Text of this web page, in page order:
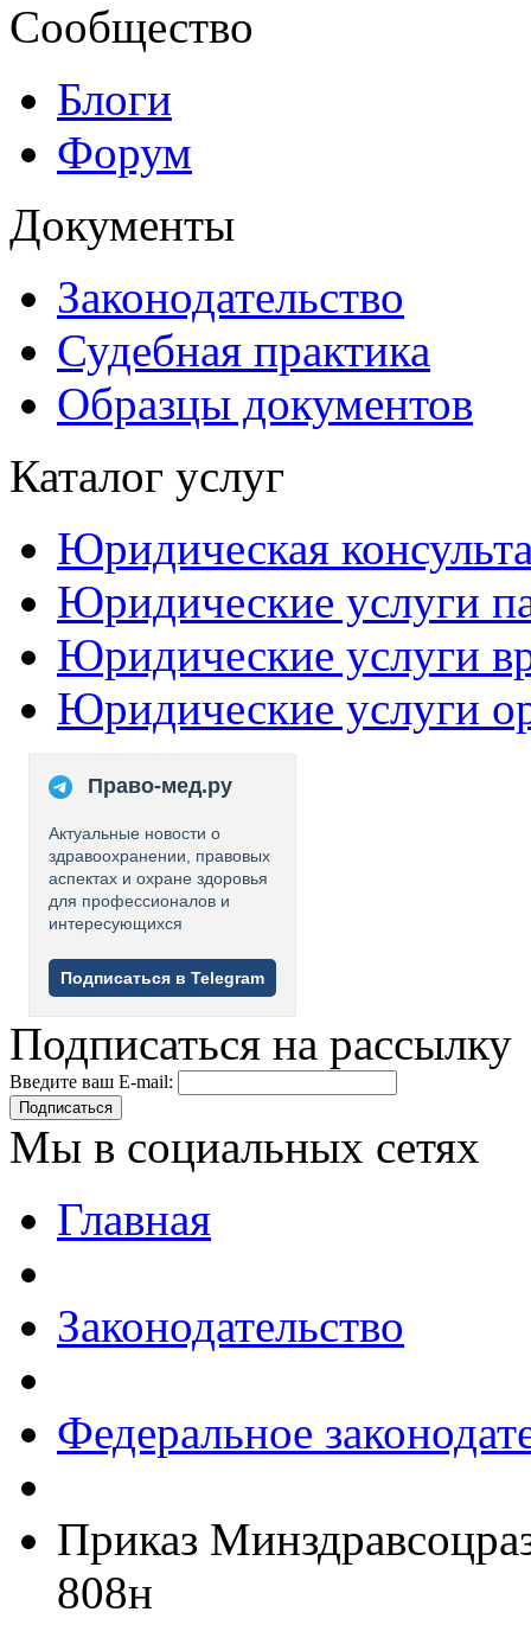
Сообщество
Блоги
Форум
Документы
Законодательство
Судебная практика
Образцы документов
Каталог услуг
Юридическая
Юридические услуги
Юридические услуги
Юридические услуги
Право-мед.ру
Актуальные новости о
здравоохранении, правовых
аспектах и охране здоровья
для профессионалов и
интересующихся
Подписаться в Telegram
Подписаться на рассылку
Введите ваш E-mail:
Подписаться
Мы в социальных сетях
Главная
Законодательство
Федеральное
Приказ
808н